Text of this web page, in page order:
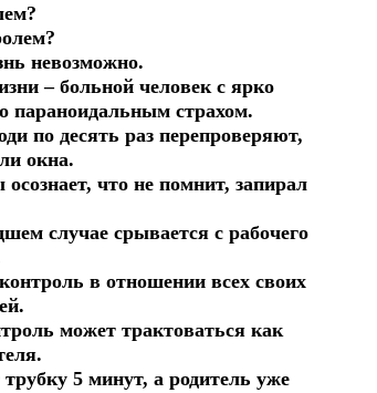
невозможно.
– больной человек с ярко
параноидальным страхом.
по десять раз перепроверяют,
окна.
что не помнит, запирал
случае срывается с рабочего
в отношении всех своих
может трактоваться как
5 минут, а родитель уже